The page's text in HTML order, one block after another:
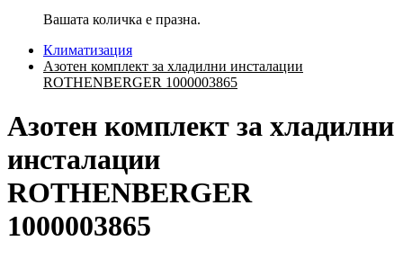
Вашата количка е празна.
Климатизация
Азотен комплект за хладилни инсталации
ROTHENBERGER 1000003865
Азотен комплект за хладилни
инсталации
ROTHENBERGER
1000003865